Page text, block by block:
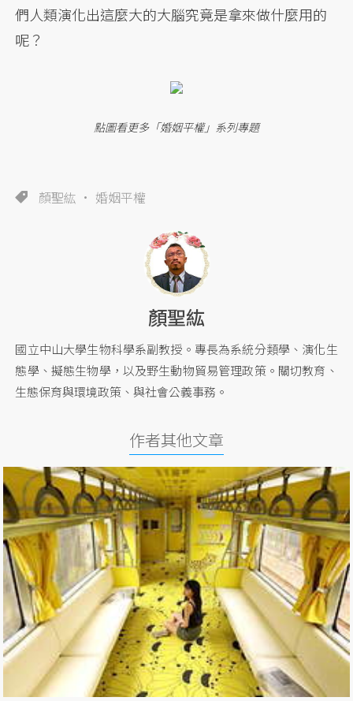
們人類演化出這麼大的大腦究竟是拿來做什麼用的
呢？
點圖看更多「婚姻平權」系列專題
顏聖紘 婚姻平權
顏聖紘
國立中山大學生物科學系副教授。專長為系統分類學、演化生
態學、擬態生物學，以及野生動物貿易管理政策。關切教育、
生態保育與環境政策、與社會公義事務。
作者其他文章